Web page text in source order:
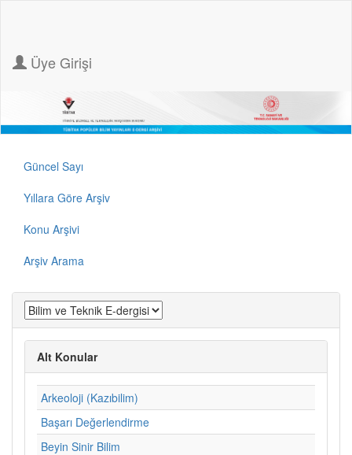
Üye Girişi
Güncel Sayı
Yıllara Göre Arşiv
Konu Arşivi
Arşiv Arama
Alt Konular
Arkeoloji (Kazıbilim)
Başarı Değerlendirme
Beyin Sinir Bilim